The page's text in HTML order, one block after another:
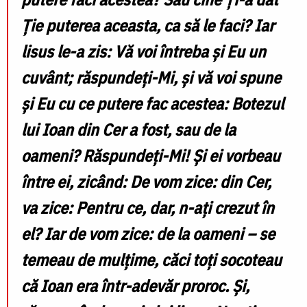
Ție puterea aceasta, ca să le faci? Iar
lisus le-a zis: Vă voi întreba și Eu un
cuvânt; răspundeți-Mi, și vă voi spune
și Eu cu ce putere fac acestea: Botezul
lui Ioan din Cer a fost, sau de la
oameni? Răspundeți-Mi! Și ei vorbeau
între ei, zicând: De vom zice: din Cer,
va zice: Pentru ce, dar, n-ați crezut în
el? Iar de vom zice: de la oameni – se
temeau de mulțime, căci toți socoteau
că Ioan era într-adevăr proroc. Și,